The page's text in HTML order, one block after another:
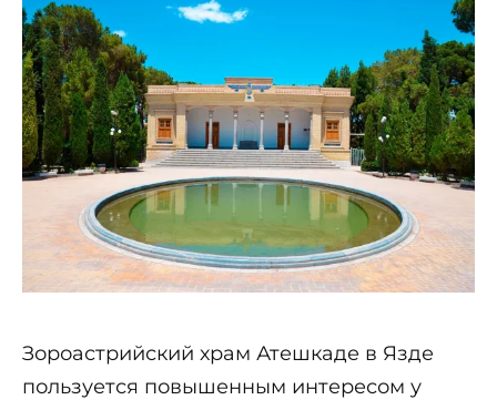
Зороастрийский храм Атешкаде в Язде
пользуется повышенным интересом у